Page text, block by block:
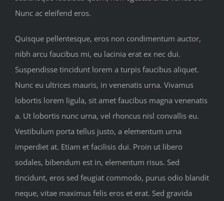
Nunc ac eleifend eros.
Quisque pellentesque, eros non condimentum auctor,
nibh arcu faucibus mi, eu lacinia erat ex nec dui.
Suspendisse tincidunt lorem a turpis faucibus aliquet.
Nunc eu ultrices mauris, in venenatis urna. Vivamus
lobortis lorem ligula, sit amet faucibus magna venenatis
a. Ut lobortis nunc urna, vel rhoncus nisl convallis eu.
Vestibulum porta tellus justo, a elementum urna
imperdiet at. Etiam et facilisis dui. Proin ut libero
sodales, bibendum est in, elementum risus. Sed
tincidunt, eros sed feugiat commodo, purus odio blandit
neque, vitae maximus felis eros et erat. Sed gravida